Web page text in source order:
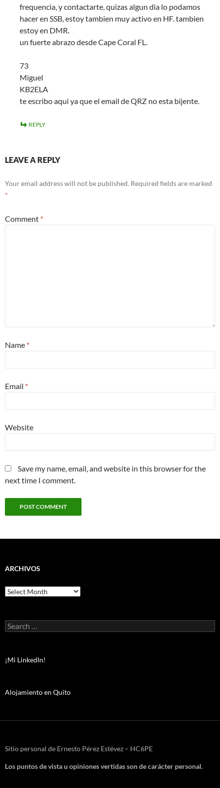
frequencia, y contactarte, quizas algun dia lo podamos
hacer en SSB, estoy tambien muy activo en HF. tambien
estoy en DMR.
un fuerte abrazo desde Cape Coral FL.
73
Miguel
KB2ELA
te escribo aqui ya que el email de QRZ no esta bijente.
REPLY
LEAVE A REPLY
Your email address will not be published. Required fields are marked
*
Comment *
Name *
Email *
Website
Save my name, email, and website in this browser for the
next time I comment.
ARCHIVOS
Archivos
Search
for:
¡Mi LinkedIn!
Alojamiento en Quito
Sitio personal de Ernesto Pérez Estévez – HC6PE
Los puntos de vista u opiniones vertidas son de carácter personal.